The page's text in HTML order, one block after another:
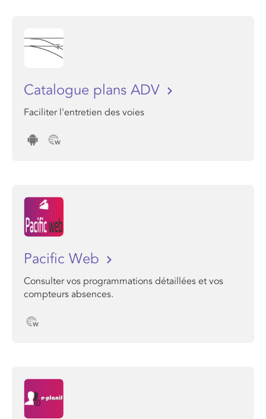
Catalogue plans ADV
Faciliter l'entretien des voies
Pacific Web
Consulter vos programmations détaillées et vos
compteurs absences.